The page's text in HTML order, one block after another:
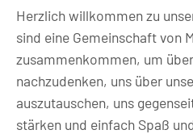
Herzlich willkommen zu
sind eine Gemeinschaft von
zusammenkommen, um
nachzudenken, uns über
auszutauschen, uns
stärken und einfach Spaß